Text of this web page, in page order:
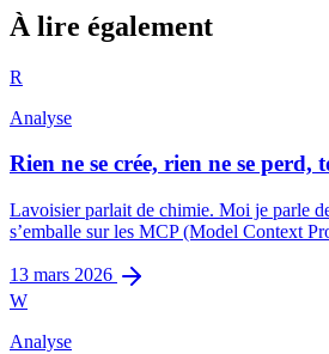
À lire également
R
Analyse
Rien ne se crée, rien ne se perd,
Lavoisier parlait de chimie. Moi je parle
s’emballe sur les MCP (Model Context
13 mars 2026
W
Analyse